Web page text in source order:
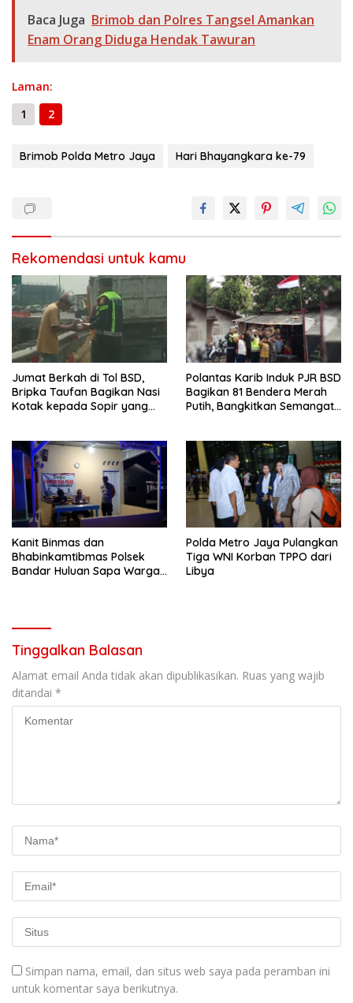
o
o
a
m
A
p
n
g
Li
n
g
ar
e
Baca Juga Brimob dan Polres Tangsel Amankan
Enam Orang Diduga Hendak Tawuran
Laman:
1
2
Brimob Polda Metro Jaya Hari Bhayangkara ke-79
Rekomendasi untuk kamu
Jumat Berkah di Tol BSD,
Bripka Taufan Bagikan Nasi
Kotak kepada Sopir yang
Polantas Karib Induk PJR BSD
Bagikan 81 Bendera Merah
Putih, Bangkitkan Semangat
Kanit Binmas dan
Bhabinkamtibmas Polsek
Bandar Huluan Sapa Warga
Polda Metro Jaya Pulangkan
Tiga WNI Korban TPPO dari
Libya
Tinggalkan Balasan
Alamat email Anda tidak akan dipublikasikan. Ruas yang wajib
ditandai *
Simpan nama, email, dan situs web saya pada peramban ini
untuk komentar saya berikutnya.